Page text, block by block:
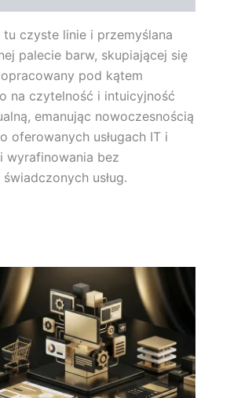
czyste linie i przemyślana
palecie barw, skupiającej się
pod kątem
na czytelność i intuicyjność
emanując nowoczesnością
oferowanych usługach IT i
wyrafinowania bez
usług.